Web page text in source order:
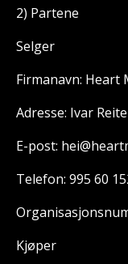
2) Partene
Selger
Firmanavn: Heart
Adresse: Ivar
E-post:
Telefon: 995 60
Kjøper